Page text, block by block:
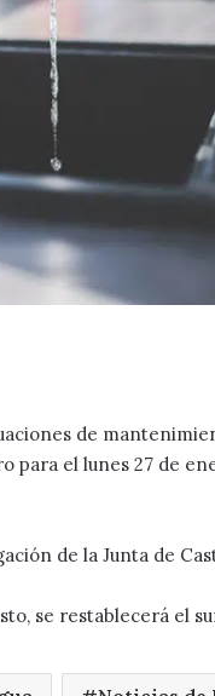
de
el lunes 27 de
de la Junta de
se restablecerá el